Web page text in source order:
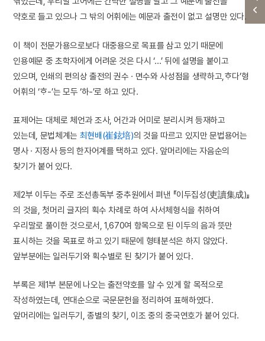
약호로 들고 있으나 그 밖의 어휘에는 예문과 출전이 없고 설명만 있다.
이 책이 전문가용으로보다 대중용으로 목표를 삼고 있기 때문에
인용예문 중 초학자에게 어려운 것은 다시 ‘…’ 뒤에 설명을 붙이고
있으며, 인쇄의 편의상 출전의 권수 · 면수와 사성점을 생략하고,ᄒᆞ다’형
어휘의 ‘ᄒᆞ-’는 모두 ‘하-’로 하고 있다.
표제어는 대체로 체언과 조사, 어간과 어미로 분리시켜 등재하고
있는데, 문법체계는 최현배(崔鉉培)의 것을 따르고 있지만 문법용어는
명사 · 지정사 등의 한자어계를 택하고 있다. 앞머리에는 자음순의
찾기가 붙어 있다.
제2부 이두는 주로 조선총독부 중추원에서 펴낸 『이두집성(吏讀集成)』
의 것을, 첫머리 글자의 획수 차례로 하여 사서체형식을 취하여
우리말로 풀이한 것으로서, 1,670여 항목으로 된 이두의 음과 뜻만
표시하는 것을 목표로 하고 있기 때문에 형태분석은 하지 않았다.
앞부분에는 일러두기와 획수별로 된 찾기가 붙어 있다.
부록은 제1부 본문에 나오는 출전약호를 알 수 있게 할 목적으로
작성하였는데, 연대순으로 국문문헌을 정리하여 표해하였다.
앞머리에는 일러두기, 종별의 찾기, 이조 중의 중국연호가 붙어 있다.